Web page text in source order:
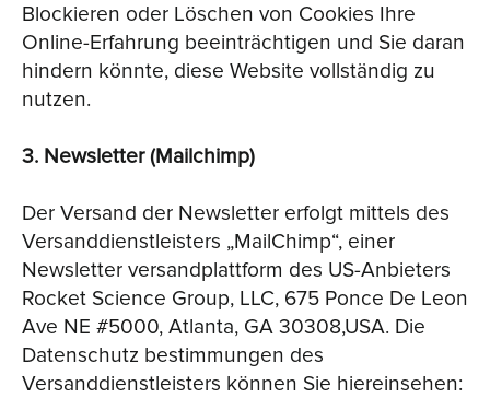
Blockieren oder Löschen von Cookies Ihre
Online-Erfahrung beeinträchtigen und Sie daran
hindern könnte, diese Website vollständig zu
nutzen.
3. Newsletter (Mailchimp)
Der Versand der Newsletter erfolgt mittels des
Versanddienstleisters „MailChimp“, einer
Newsletter versandplattform des US-Anbieters
Rocket Science Group, LLC, 675 Ponce De Leon
Ave NE #5000, Atlanta, GA 30308,USA. Die
Datenschutz bestimmungen des
Versanddienstleisters können Sie hiereinsehen: